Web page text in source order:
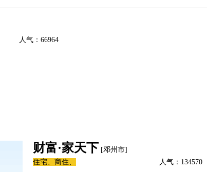
人气：66964
财富·家天下 [邓州市]
住宅、商住、
人气：134570